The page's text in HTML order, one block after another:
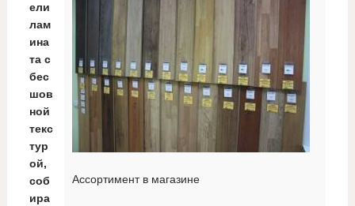
Ассортимент в магазине
ели
лам
ина
та с
бес
шов
ной
текс
тур
ой,
соб
ира